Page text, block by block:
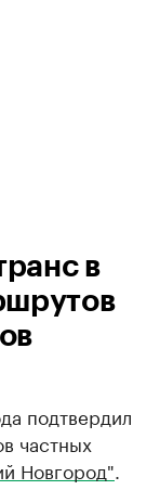
в
подтвердил
частных
Новгород"